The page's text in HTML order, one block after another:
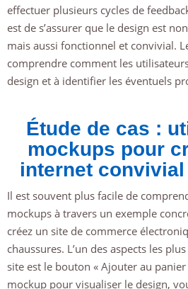
effectuer plusieurs cycles de
est de s’assurer que le design est
mais aussi fonctionnel et convivial.
comprendre comment les
design et à identifier les éventuels
Étude de cas :
mockups pour
internet
Il est souvent plus facile de
mockups à travers un exemple
créez un site de commerce
chaussures. L’un des aspects les
site est le bouton « Ajouter au
mockup pour visualiser le design,